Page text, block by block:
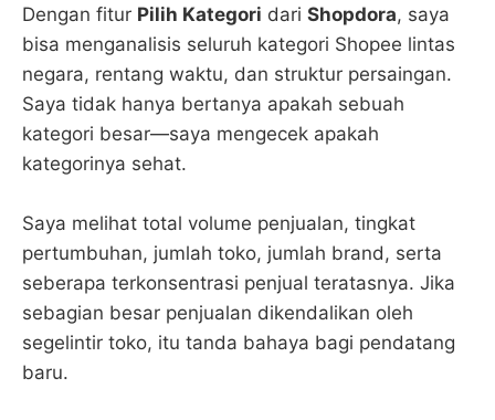
Dengan fitur Pilih Kategori dari Shopdora, saya
bisa menganalisis seluruh kategori Shopee lintas
negara, rentang waktu, dan struktur persaingan.
Saya tidak hanya bertanya apakah sebuah
kategori besar—saya mengecek apakah
kategorinya sehat.
Saya melihat total volume penjualan, tingkat
pertumbuhan, jumlah toko, jumlah brand, serta
seberapa terkonsentrasi penjual teratasnya. Jika
sebagian besar penjualan dikendalikan oleh
segelintir toko, itu tanda bahaya bagi pendatang
baru.